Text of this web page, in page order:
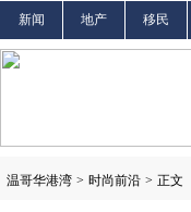
新闻 地产 移民
温哥华港湾 > 时尚前沿 > 正文